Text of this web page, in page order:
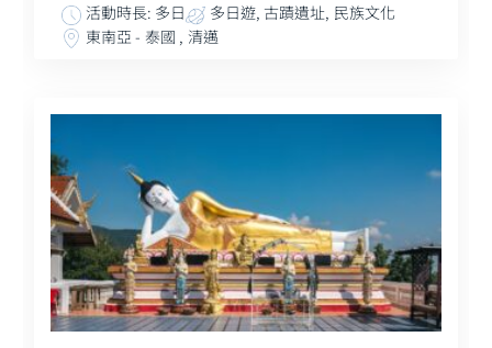
活動時長: 多日
多日遊, 古蹟遺址, 民族文化
東南亞 - 泰國 , 清邁